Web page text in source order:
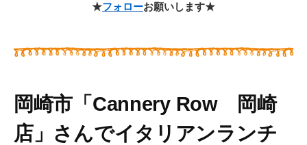
★フォローお願いします★
岡崎市「Cannery Row 岡崎
店」さんでイタリアンランチ